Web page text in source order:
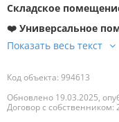
Складское
❤️ Универсальное
Код объекта: 994613
Обновлено 19.03.2025,
Договор с собственником: